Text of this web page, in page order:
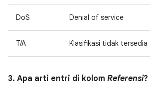
DoS Denial of service
T/A Klasifikasi tidak tersedia
3. Apa arti entri di kolom Referensi?